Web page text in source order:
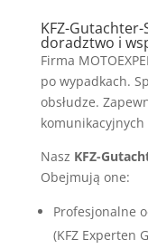
KFZ-
doradztwo i
Firma
po wypadkach.
obsłudze.
Nasz KFZ-
Obejmują one:
Profesjonalne
(KFZ Experten